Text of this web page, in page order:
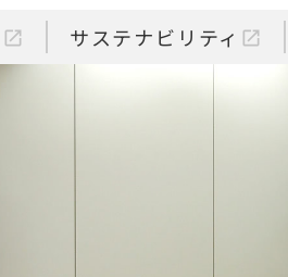
open_in_new サステナビリティ open_in_new